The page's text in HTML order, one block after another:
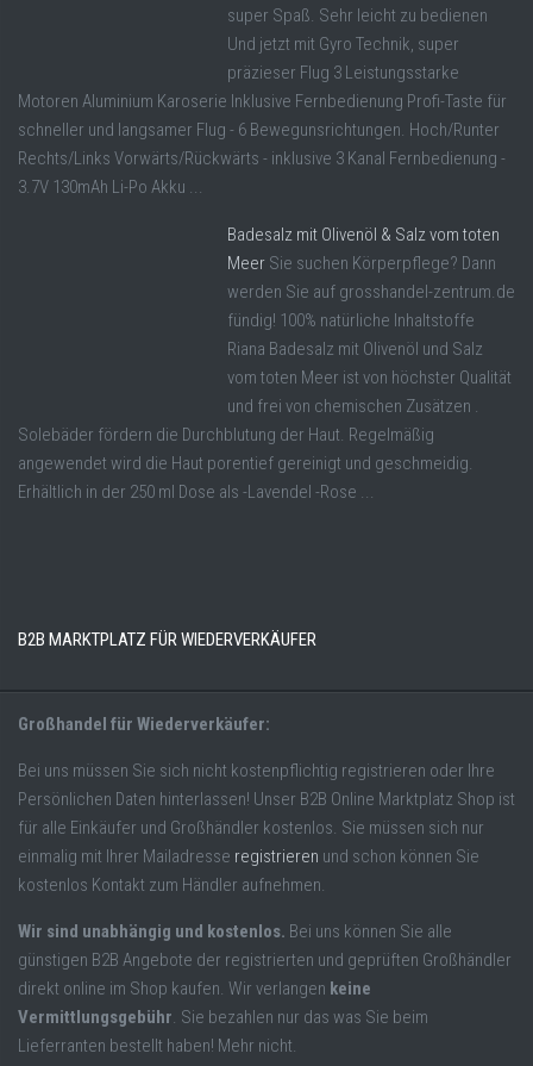
super Spaß. Sehr leicht zu bedienen
Und jetzt mit Gyro Technik, super
präzieser Flug 3 Leistungsstarke
Motoren Aluminium Karoserie Inklusive Fernbedienung Profi-Taste für
schneller und langsamer Flug - 6 Bewegunsrichtungen. Hoch/Runter
Rechts/Links Vorwärts/Rückwärts - inklusive 3 Kanal Fernbedienung -
3.7V 130mAh Li-Po Akku ...
Badesalz mit Olivenöl & Salz vom toten
Meer Sie suchen Körperpflege? Dann
werden Sie auf grosshandel-zentrum.de
fündig! 100% natürliche Inhaltstoffe
Riana Badesalz mit Olivenöl und Salz
vom toten Meer ist von höchster Qualität
und frei von chemischen Zusätzen .
Solebäder fördern die Durchblutung der Haut. Regelmäßig
angewendet wird die Haut porentief gereinigt und geschmeidig.
Erhältlich in der 250 ml Dose als -Lavendel -Rose ...
B2B MARKTPLATZ FÜR WIEDERVERKÄUFER
Großhandel für Wiederverkäufer:
Bei uns müssen Sie sich nicht kostenpflichtig registrieren oder Ihre
Persönlichen Daten hinterlassen! Unser B2B Online Marktplatz Shop ist
für alle Einkäufer und Großhändler kostenlos. Sie müssen sich nur
einmalig mit Ihrer Mailadresse registrieren und schon können Sie
kostenlos Kontakt zum Händler aufnehmen.
Wir sind unabhängig und kostenlos. Bei uns können Sie alle
günstigen B2B Angebote der registrierten und geprüften Großhändler
direkt online im Shop kaufen. Wir verlangen keine
Vermittlungsgebühr. Sie bezahlen nur das was Sie beim
Lieferranten bestellt haben! Mehr nicht.